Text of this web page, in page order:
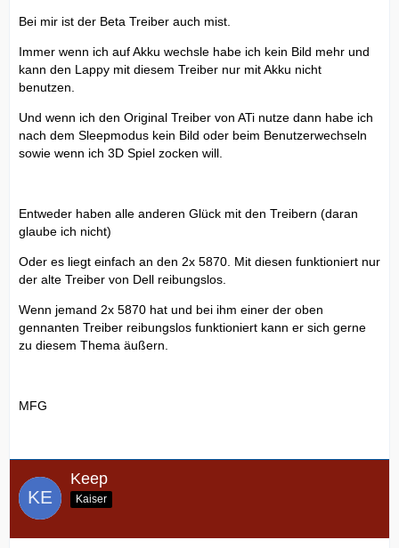
Bei mir ist der Beta Treiber auch mist.
Immer wenn ich auf Akku wechsle habe ich kein Bild mehr und
kann den Lappy mit diesem Treiber nur mit Akku nicht
benutzen.
Und wenn ich den Original Treiber von ATi nutze dann habe ich
nach dem Sleepmodus kein Bild oder beim Benutzerwechseln
sowie wenn ich 3D Spiel zocken will.
Entweder haben alle anderen Glück mit den Treibern (daran
glaube ich nicht)
Oder es liegt einfach an den 2x 5870. Mit diesen funktioniert nur
der alte Treiber von Dell reibungslos.
Wenn jemand 2x 5870 hat und bei ihm einer der oben
gennanten Treiber reibungslos funktioniert kann er sich gerne
zu diesem Thema äußern.
MFG
Keep
Kaiser